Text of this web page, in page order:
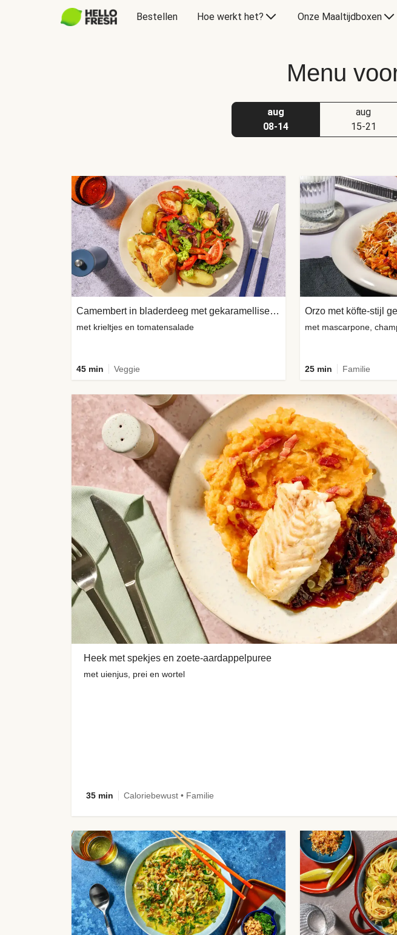
Bestellen Hoe werkt het? Onze Maaltijdboxen
Menu
aug
08-14
aug
15-21
Heek met spekjes en zoete-aardappelpuree
met uienjus, prei en wortel
35 min Caloriebewust • Familie
Camembert in bladerdeeg met gekaramelliseerde ui
met krieltjes en tomatensalade
45 min Veggie
Orzo met köfte-stijl
met mascarpone,
25 min Familie